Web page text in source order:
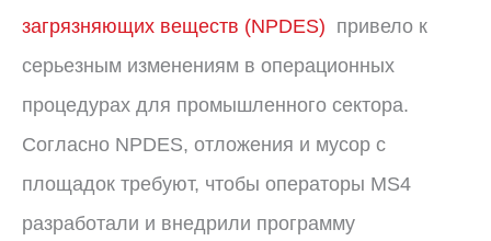
загрязняющих веществ (NPDES) привело к
серьезным изменениям в операционных
процедурах для промышленного сектора.
Согласно NPDES, отложения и мусор с
площадок требуют, чтобы операторы MS4
разработали и внедрили программу